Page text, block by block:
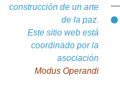
construcción de un arte
de la paz.
Este sitio web está
coordinado por la
asociación
Modus Operandi